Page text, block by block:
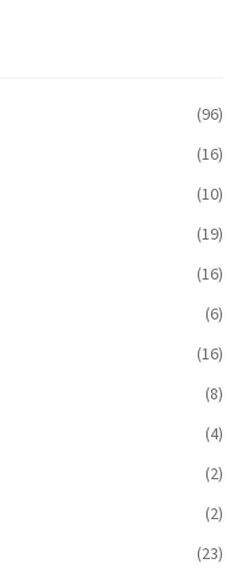
(96)
(16)
(10)
(19)
(16)
(6)
(16)
(8)
(4)
(2)
(2)
(23)